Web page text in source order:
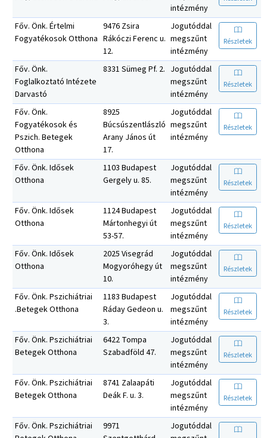
intézmény
Főv. Önk. Értelmi
Fogyatékosok Otthona
9476 Zsira
Rákóczi Ferenc u.
12.
Jogutóddal
megszűnt
intézmény
Részletek
Főv. Önk.
Foglalkoztató Intézete
Darvastó
8331 Sümeg Pf. 2. Jogutóddal
megszűnt
intézmény
Részletek
Főv. Önk.
Fogyatékosok és
Pszich. Betegek
Otthona
8925
Búcsúszentlászló
Arany János út
17.
Jogutóddal
megszűnt
intézmény
Részletek
Főv. Önk. Idősek
Otthona
1103 Budapest
Gergely u. 85.
Jogutóddal
megszűnt
intézmény
Részletek
Főv. Önk. Idősek
Otthona
1124 Budapest
Mártonhegyi út
53-57.
Jogutóddal
megszűnt
intézmény
Részletek
Főv. Önk. Idősek
Otthona
2025 Visegrád
Mogyoróhegy út
10.
Jogutóddal
megszűnt
intézmény
Részletek
Főv. Önk. Pszichiátriai
.Betegek Otthona
1183 Budapest
Ráday Gedeon u.
3.
Jogutóddal
megszűnt
intézmény
Részletek
Főv. Önk. Pszichiátriai
Betegek Otthona
6422 Tompa
Szabadföld 47.
Jogutóddal
megszűnt
intézmény
Részletek
Főv. Önk. Pszichiátriai
Betegek Otthona
8741 Zalaapáti
Deák F. u. 3.
Jogutóddal
megszűnt
intézmény
Részletek
Főv. Önk. Pszichiátriai
9971
Jogutóddal